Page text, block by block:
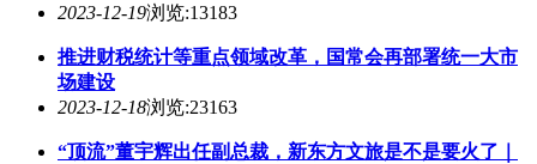
2023-12-19浏览:13183
推进财税统计等重点领域改革，国常会再部署统一大市
场建设
2023-12-18浏览:23163
“顶流”董宇辉出任副总裁，新东方文旅是不是要火了｜